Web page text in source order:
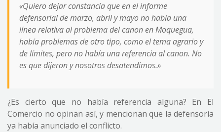
«Quiero dejar constancia que en el informe
defensorial de marzo, abril y mayo no había una
línea relativa al problema del canon en Moquegua,
había problemas de otro tipo, como el tema agrario y
de límites, pero no había una referencia al canon. No
es que dijeron y nosotros desatendimos.»
¿Es cierto que no había referencia alguna? En El
Comercio no opinan así, y mencionan que la defensoría
ya había anunciado el conflicto.